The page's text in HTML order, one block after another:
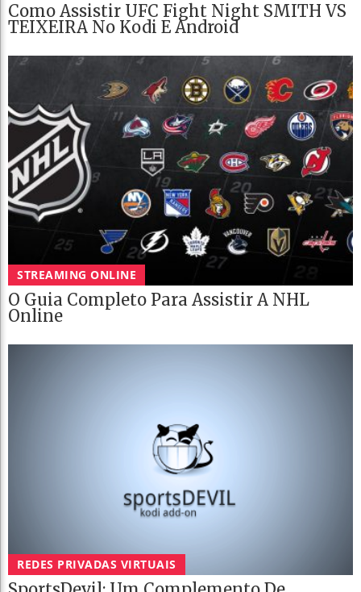
Como Assistir UFC Fight Night SMITH VS
TEIXEIRA No Kodi E Android
STREAMING ONLINE
O Guia Completo Para Assistir A NHL
Online
REDES PRIVADAS VIRTUAIS